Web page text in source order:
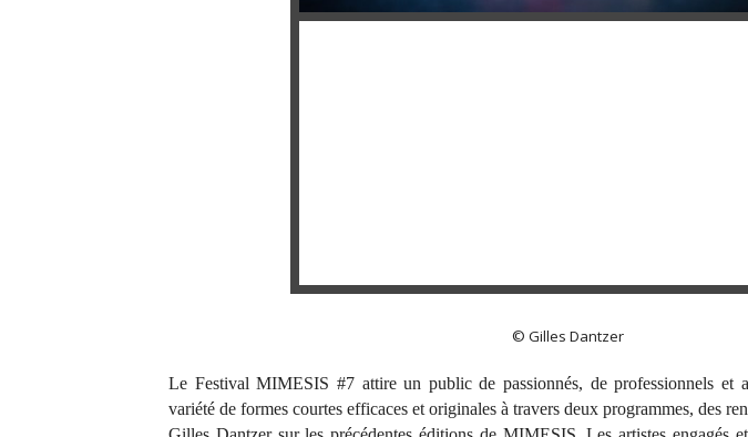
© Gilles Dantzer
Le Festival MIMESIS #7 attire un public de passionnés, de professionnels et
variété de formes courtes efficaces et originales à travers deux programmes, des